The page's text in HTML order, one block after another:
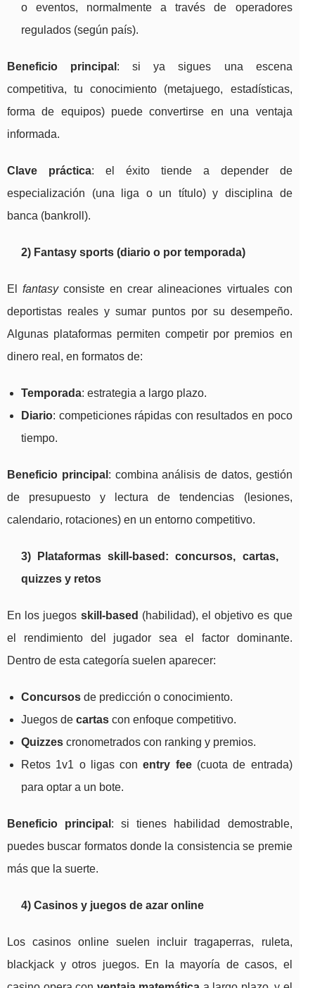
o eventos, normalmente a través de operadores
regulados (según país).
Beneficio principal : si ya sigues una escena
competitiva, tu conocimiento (metajuego, estadísticas,
forma de equipos) puede convertirse en una ventaja
informada.
Clave práctica: el éxito tiende a depender de
especialización (una liga o un título) y disciplina de
banca (bankroll).
2) Fantasy sports (diario o por temporada)
Elfantasyconsiste en crear alineaciones virtuales con
deportistas reales y sumar puntos por su desempeño.
Algunas plataformas permiten competir por premios en
dinero real, en formatos de:
Temporada: estrategia a largo plazo.
Diario: competiciones rápidas con resultados en poco
tiempo.
Beneficio principal : combina análisis de datos, gestión
de presupuesto y lectura de tendencias (lesiones,
calendario, rotaciones) en un entorno competitivo.
3) Plataformas skill-based: concursos, cartas,
quizzes y retos
En los juegos skill-based (habilidad), el objetivo es que
el rendimiento del jugador sea el factor dominante.
Dentro de esta categoría suelen aparecer:
Concursos de predicción o conocimiento.
Juegos de cartas con enfoque competitivo.
Quizzes cronometrados con ranking y premios.
Retos 1v1 o ligas conentry fee(cuota de entrada)
para optar a un bote.
Beneficio principal : si tienes habilidad demostrable,
puedes buscar formatos donde la consistencia se premie
más que la suerte.
4) Casinos y juegos de azar online
Los casinos online suelen incluir tragaperras, ruleta,
blackjack y otros juegos. En la mayoría de casos, el